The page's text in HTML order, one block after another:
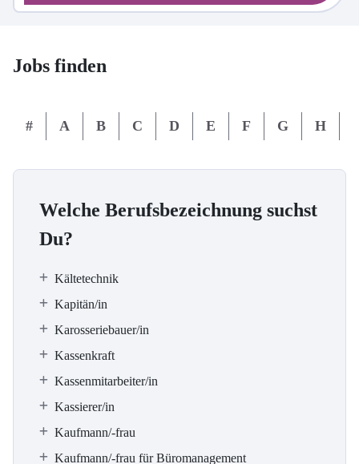
Jobs finden
# A B C D E F G H
Welche Berufsbezeichnung suchst
Du?
Kältetechnik
Kapitän/in
Karosseriebauer/in
Kassenkraft
Kassenmitarbeiter/in
Kassierer/in
Kaufmann/-frau
Kaufmann/-frau für Büromanagement